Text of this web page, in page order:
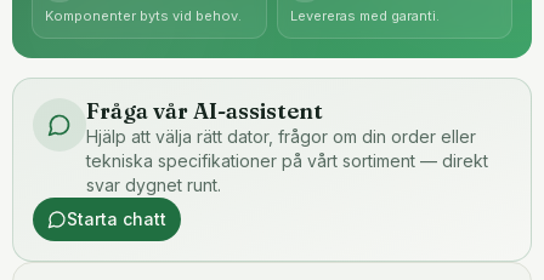
Komponenter byts vid behov. Levereras med garanti.
Fråga vår AI-assistent
Hjälp att välja rätt dator, frågor om din order eller
tekniska specifikationer på vårt sortiment — direkt
svar dygnet runt.
Starta chatt